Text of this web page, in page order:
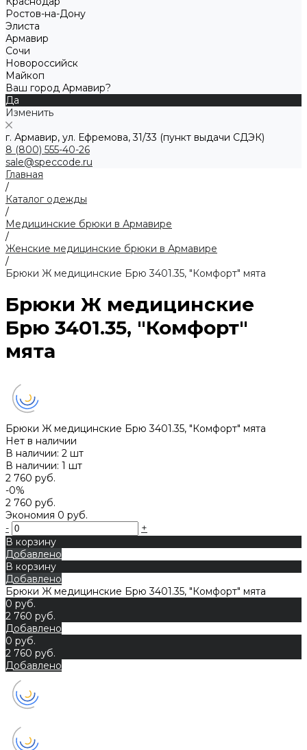
Ростов-на-Дону
Элиста
Армавир
Сочи
Новороссийск
Майкоп
Ваш город Армавир?
Да
Изменить
г. Армавир, ул. Ефремова, 31/33 (пункт выдачи СДЭК)
8 (800) 555-40-26
sale@speccode.ru
Главная
/
Каталог одежды
/
Медицинские брюки в Армавире
/
Женские медицинские брюки в Армавире
/
Брюки Ж медицинские Брю 3401.35, "Комфорт" мята
Брюки Ж медицинские
Брю 3401.35, "Комфорт"
мята
Брюки Ж медицинские Брю 3401.35, "Комфорт" мята
Нет в наличии
В наличии: 2 шт
В наличии: 1 шт
2 760 руб.
-0%
2 760 руб.
Экономия 0 руб.
-
+
В корзину
Добавлено
В корзину
Добавлено
Брюки Ж медицинские Брю 3401.35, "Комфорт" мята
0 руб.
2 760 руб.
Добавлено
0 руб.
2 760 руб.
Добавлено